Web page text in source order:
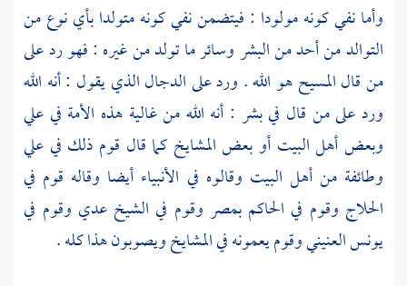
وأما نفي كونه مولودا : فيتضمن نفي كونه متولدا بأي نوع من
التوالد من أحد من البشر وسائر ما تولد من غيره : فهو رد على
من قالالمسيحهو الله . ورد علىالدجالالذي يقول : أنه الله
ورد على من قال في بشر : أنه الله من غالية هذه الأمة في علي
وبعضأهل البيتأو بعض المشايخ كما قال قوم ذلك فيعلي
وطائفة منأهل البيت وقالوه في الأنبياء أيضا وقاله قوم في
الحلاج وقوم في الحاكمبمصر وقوم في الشيخ عدي وقوم في
يونس العنينيوقوم يعمونه في المشايخ ويصوبون هذا كله .